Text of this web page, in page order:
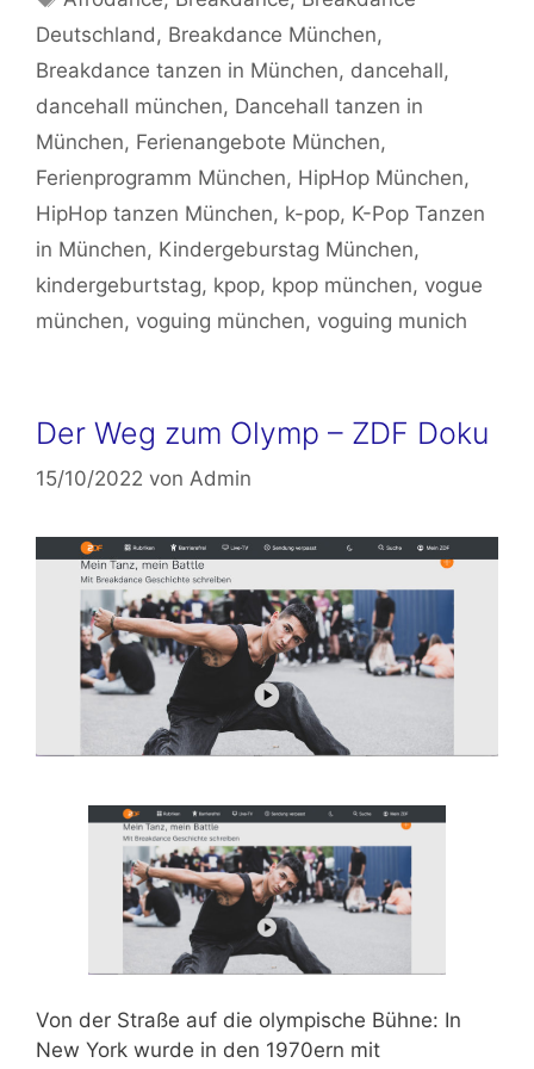
Deutschland , Breakdance München,
Breakdance tanzen in München, dancehall,
dancehall münchen, Dancehall tanzen in
München, Ferienangebote München,
Ferienprogramm München, HipHop München,
HipHop tanzen München, k-pop, K-Pop Tanzen
in München, Kindergeburstag München,
kindergeburtstag, kpop, kpop münchen, vogue
münchen, voguing münchen, voguing munich
Der Weg zum Olymp – ZDF Doku
15/10/2022 von Admin
Von der Straße auf die olympische Bühne: In
New York wurde in den 1970ern mit